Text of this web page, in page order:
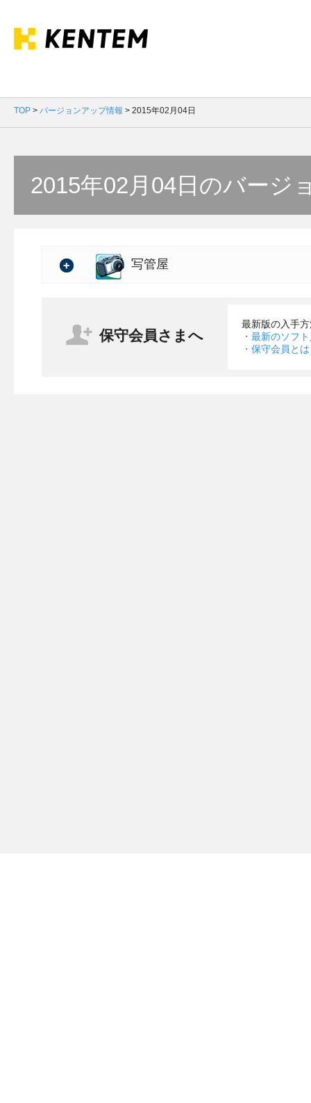
TOP > バージョンアップ情報 > 2015年02月04日
2015年02月04日のバージ
写管屋
保守会員さまへ
最新版の入手
・最新のソフ
・保守会員とは